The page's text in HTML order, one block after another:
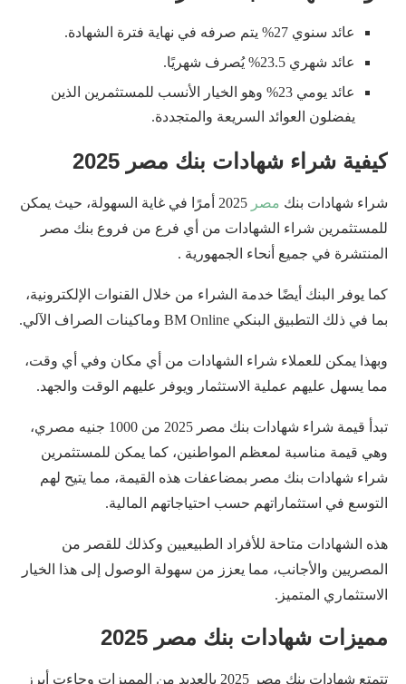
عائد سنوي 27% يتم صرفه في نهاية فترة الشهادة.
عائد شهري 23.5% يُصرف شهريًا.
عائد يومي 23% وهو الخيار الأنسب للمستثمرين الذين
يفضلون العوائد السريعة والمتجددة.
كيفية شراء شهادات بنك مصر 2025
شراء شهادات بنك مصر
2025 أمرًا في غاية السهولة، حيث يمكن
للمستثمرين شراء الشهادات من أي فرع من فروع بنك مصر
المنتشرة في جميع أنحاء الجمهورية .
كما يوفر البنك أيضًا خدمة الشراء من خلال القنوات الإلكترونية،
بما في ذلك التطبيق البنكي BM Online وماكينات الصراف الآلي.
وبهذا يمكن للعملاء شراء الشهادات من أي مكان وفي أي وقت،
مما يسهل عليهم عملية الاستثمار ويوفر عليهم الوقت والجهد.
تبدأ قيمة شراء شهادات بنك مصر 2025 من 1000 جنيه مصري،
وهي قيمة مناسبة لمعظم المواطنين، كما يمكن للمستثمرين
شراء شهادات بنك مصر بمضاعفات هذه القيمة، مما يتيح لهم
التوسع في استثماراتهم حسب احتياجاتهم المالية.
هذه الشهادات متاحة للأفراد الطبيعيين وكذلك للقصر من
المصريين والأجانب، مما يعزز من سهولة الوصول إلى هذا الخيار
الاستثماري المتميز.
مميزات شهادات بنك مصر 2025
تتمتع شهادات بنك مصر 2025 بالعديد من المميزات وجاءت أبرز